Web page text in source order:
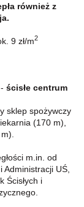
również z
9 zł/m2
ścisłe centrum
sklep spożywczy
(170 m),
m.in. od
Administracji UŚ,
Ścisłych i